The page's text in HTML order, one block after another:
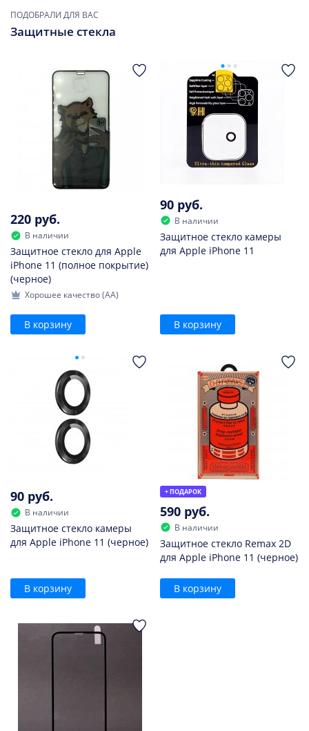
ПОДОБРАЛИ ДЛЯ ВАС
Защитные стекла
220 руб.
В наличии
Защитное стекло для Apple
iPhone 11 (полное покрытие)
(черное)
Хорошее качество (AA)
В корзину
90 руб.
В наличии
Защитное стекло камеры
для Apple iPhone 11
В корзину
90 руб.
В наличии
Защитное стекло камеры
для Apple iPhone 11 (черное)
В корзину
+ ПОДАРОК
590 руб.
В наличии
Защитное стекло Remax 2D
для Apple iPhone 11 (черное)
В корзину